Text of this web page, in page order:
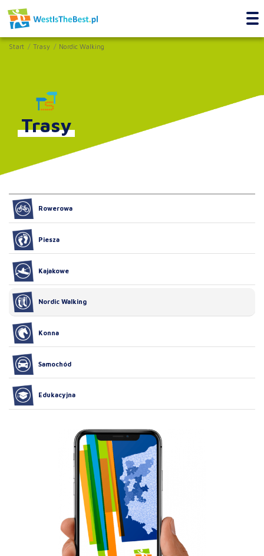
Start Trasy Nordic Walking
Trasy
Rowerowa
Piesza
Kajakowe
Nordic Walking
Konna
Samochód
Edukacyjna